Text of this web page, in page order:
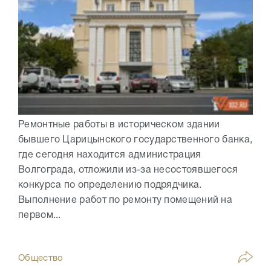
Ремонтные работы в историческом здании
бывшего Царицынского государственного банка,
где сегодня находится администрация
Волгограда, отложили из-за несостоявшегося
конкурса по определению подрядчика.
Выполнение работ по ремонту помещений на
первом...
Общество